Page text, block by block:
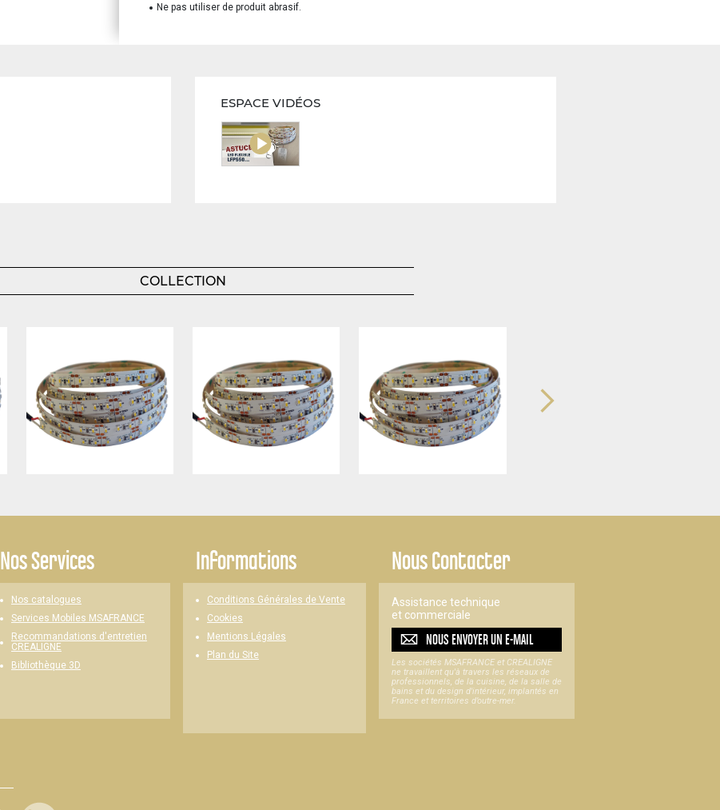
Ne pas utiliser de produit abrasif.
ESPACE VIDÉOS
COLLECTION
Nos Services
Nos catalogues
Services Mobiles MSAFRANCE
Recommandations d'entretien
CREALIGNE
Bibliothèque 3D
Informations
Conditions Générales de Vente
Cookies
Mentions Légales
Plan du Site
Nous Contacter
Assistance technique
et commerciale
NOUS ENVOYER UNE-MAIL
Les sociétés MSAFRANCE et CREALIGNE
ne travaillent qu'à travers les réseaux de
professionnels, de la cuisine, de la salle de
bains et du design d'intérieur, implantés en
France et territoires d’outre-mer.